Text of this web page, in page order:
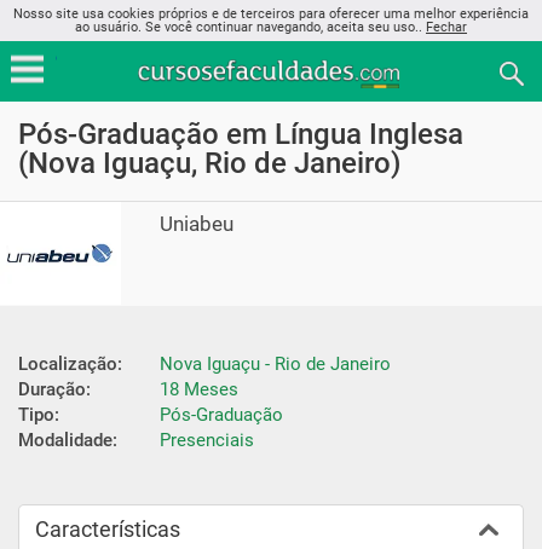
Nosso site usa cookies próprios e de terceiros para oferecer uma melhor experiência
ao usuário. Se você continuar navegando, aceita seu uso.. Fechar
Pós-Graduação em Língua Inglesa
(Nova Iguaçu, Rio de Janeiro)
Uniabeu
Localização:
Nova Iguaçu - Rio de Janeiro
Duração:
18 Meses
Tipo:
Pós-Graduação
Modalidade:
Presenciais
Características